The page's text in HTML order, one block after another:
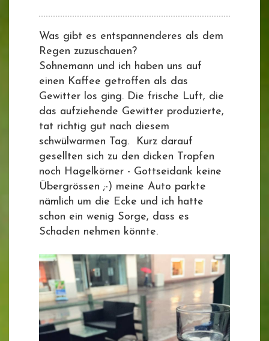
Was gibt es entspannenderes als dem
Regen zuzuschauen?
Sohnemann und ich haben uns auf
einen Kaffee getroffen als das
Gewitter los ging. Die frische Luft, die
das aufziehende Gewitter produzierte,
tat richtig gut nach diesem
schwülwarmen Tag. Kurz darauf
gesellten sich zu den dicken Tropfen
noch Hagelkörner - Gottseidank keine
Übergrössen ;-) meine Auto parkte
nämlich um die Ecke und ich hatte
schon ein wenig Sorge, dass es
Schaden nehmen könnte.